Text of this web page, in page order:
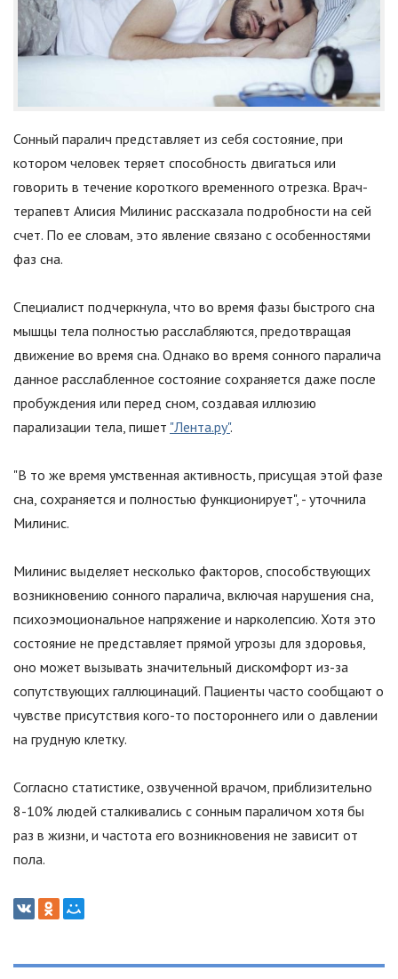
Сонный паралич представляет из себя состояние, при
котором человек теряет способность двигаться или
говорить в течение короткого временного отрезка. Врач-
терапевт Алисия Милинис рассказала подробности на сей
счет. По ее словам, это явление связано с особенностями
фаз сна.
Специалист подчеркнула, что во время фазы быстрого сна
мышцы тела полностью расслабляются, предотвращая
движение во время сна. Однако во время сонного паралича
данное расслабленное состояние сохраняется даже после
пробуждения или перед сном, создавая иллюзию
парализации тела, пишет "Лента.ру".
"В то же время умственная активность, присущая этой фазе
сна, сохраняется и полностью функционирует", - уточнила
Милинис.
Милинис выделяет несколько факторов, способствующих
возникновению сонного паралича, включая нарушения сна,
психоэмоциональное напряжение и нарколепсию. Хотя это
состояние не представляет прямой угрозы для здоровья,
оно может вызывать значительный дискомфорт из-за
сопутствующих галлюцинаций. Пациенты часто сообщают о
чувстве присутствия кого-то постороннего или о давлении
на грудную клетку.
Согласно статистике, озвученной врачом, приблизительно
8-10% людей сталкивались с сонным параличом хотя бы
раз в жизни, и частота его возникновения не зависит от
пола.